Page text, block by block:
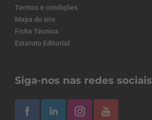
Termos e condições
Mapa do site
Ficha Técnica
Estatuto Editorial
Siga-nos nas redes sociais